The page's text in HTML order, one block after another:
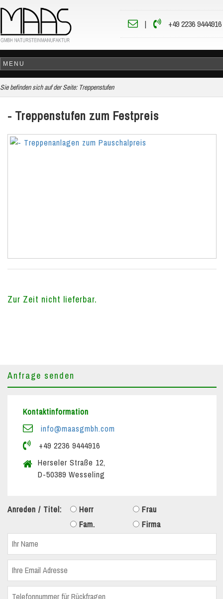
| +49 2236 9444916
Sie befinden sich auf der Seite: Treppenstufen
- Treppenstufen zum Festpreis
Zur Zeit nicht lieferbar.
Anfrage senden
Kontaktinformation
info@maasgmbh.com
+49 2236 9444916
Herseler Straße 12,
D-50389 Wesseling
Anreden / Titel: Herr
Frau
Fam.
Firma